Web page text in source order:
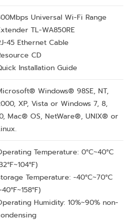
Universal Wi-Fi Range
TL-WA850RE
45 Ethernet Cable
CD
Installation Guide
Windows® 98SE, NT,
XP, Vista or Windows 7, 8,
Mac® OS, NetWare®, UNIX® or
Temperature: 0°C~40°C
Temperature: -40°C~70°C
Humidity: 10%~90% non-